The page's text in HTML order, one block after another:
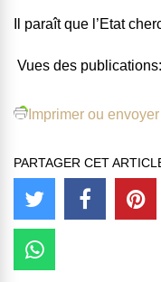
Il paraît que l’Etat
Vues des publications:
Imprimer ou
PARTAGER CET